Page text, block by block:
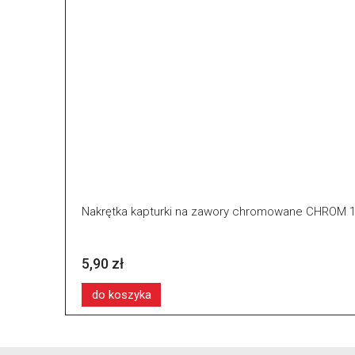
Nakrętka kapturki na zawory chromowane CHROM
5,90 zł
do koszyka